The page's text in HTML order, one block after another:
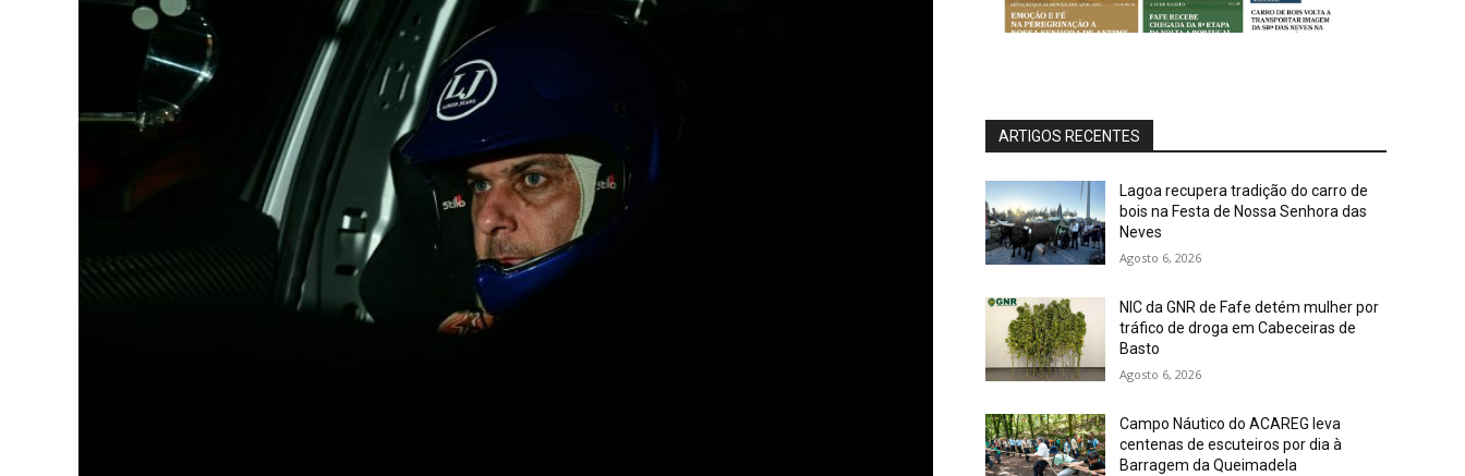
ARTIGOS RECENTES
Lagoa recupera tradição do carro de
bois na Festa de Nossa Senhora das
Neves
Agosto 6, 2026
NIC da GNR de Fafe detém mulher por
tráfico de droga em Cabeceiras de
Basto
Agosto 6, 2026
Campo Náutico do ACAREG leva
centenas de escuteiros por dia à
Barragem da Queimadela